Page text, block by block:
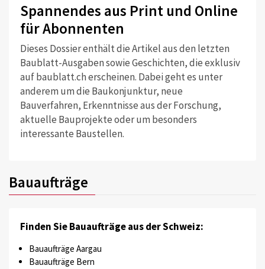
Spannendes aus Print und Online
für Abonnenten
Dieses Dossier enthält die Artikel aus den letzten
Baublatt-Ausgaben sowie Geschichten, die exklusiv
auf baublatt.ch erscheinen. Dabei geht es unter
anderem um die Baukonjunktur, neue
Bauverfahren, Erkenntnisse aus der Forschung,
aktuelle Bauprojekte oder um besonders
interessante Baustellen.
Bauaufträge
Finden Sie Bauaufträge aus der Schweiz:
Bauaufträge Aargau
Bauaufträge Bern